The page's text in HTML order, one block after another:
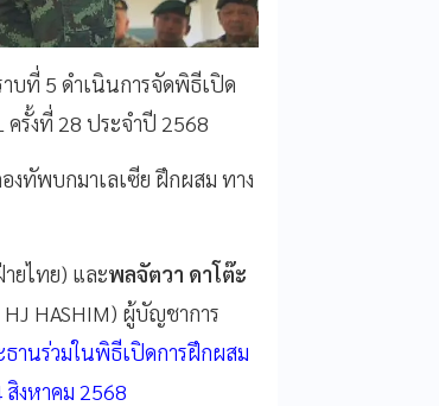
บที่ 5 ดำเนินการจัดพิธีเปิด
ครั้งที่ 28 ประจำปี 2568
งทัพบกมาเลเซีย ฝึกผสม ทาง
ยไทย) และพลจัตวา ดาโต๊ะ
HJ HASHIM) ผู้บัญชาการ
านร่วมในพิธีเปิดการฝึกผสม
สิงหาคม 2568